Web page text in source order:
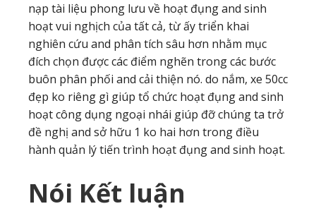
nạp tài liệu phong lưu về hoạt đụng and sinh
hoạt vui nghịch của tất cả, từ ấy triển khai
nghiên cứu and phân tích sâu hơn nhằm mục
đích chọn được các điểm nghẽn trong các bước
buôn phân phối and cải thiện nó. do nắm, xe 50cc
đẹp ko riêng gì giúp tổ chức hoạt đụng and sinh
hoạt công dụng ngoại nhái giúp đỡ chúng ta trở
đề nghị and sở hữu 1 ko hai hơn trong điều
hành quản lý tiến trình hoạt đụng and sinh hoạt.
Nói Kết luận